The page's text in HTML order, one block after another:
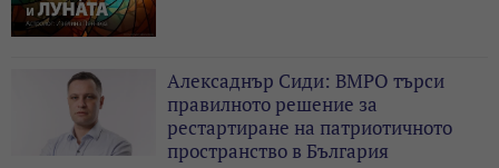
Алексаднър Сиди: ВМРО търси
правилното решение за
рестартиране на патриотичното
пространство в България